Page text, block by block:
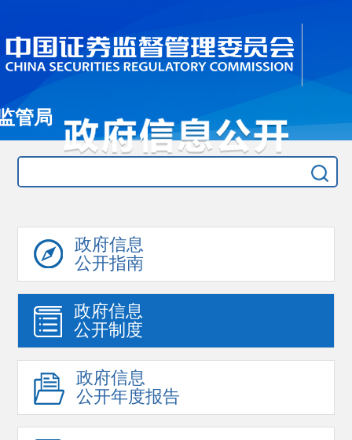
管局
政府信息
公开指南
政府信息
公开制度
政府信息
公开年度报告